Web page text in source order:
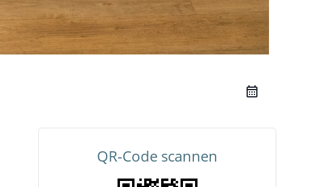
QR-Code scannen